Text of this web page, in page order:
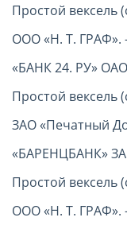
Простой
ООО «Н. Т.
«БАНК 24. РУ» ОАО
Простой вексель
ЗАО «Печатный
«БАРЕНЦБАНК»
Простой
ООО «Н. Т. ГРАФ».